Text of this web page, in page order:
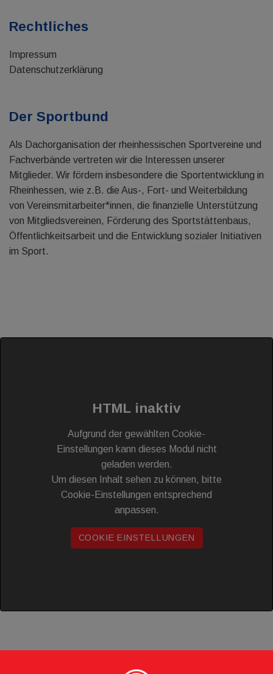
Rechtliches
Impressum
Datenschutzerklärung
Der Sportbund
Als Dachorganisation der rheinhessischen Sportvereine und
Fachverbände vertreten wir die Interessen unserer
Mitglieder. Wir fördern insbesondere die Sportentwicklung in
Rheinhessen, wie z.B. die Aus-, Fort- und Weiterbildung
von Vereinsmitarbeiter*innen, die finanzielle Unterstützung
von Mitgliedsvereinen, Förderung des Sportstättenbaus,
Öffentlichkeitsarbeit und die Entwicklung sozialer Initiativen
im Sport.
HTML inaktiv
Aufgrund der gewählten Cookie-
Einstellungen kann dieses Modul nicht
geladen werden.
Um diesen Inhalt sehen zu können, bitte
Cookie-Einstellungen entsprechend
anpassen.
COOKIE EINSTELLUNGEN